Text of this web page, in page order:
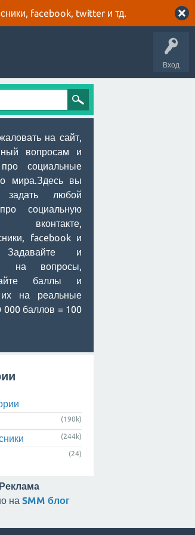
facebook, twitter и тд.
Вход
на сайт,
вопросам и
социальные
мира.Здесь вы
задать любой
социальную
facebook и
и
на вопросы,
баллы и
на реальные
000 баллов = 100
(190k)
(244k)
(24)
Реклама
на SMM блог